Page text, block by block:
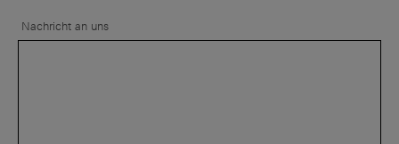
Nachricht an uns